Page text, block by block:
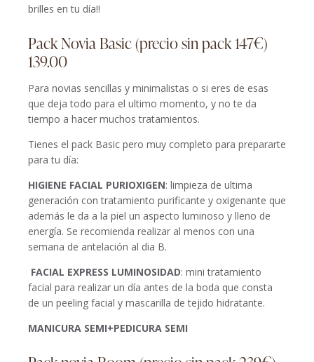
brilles en tu día!!
Pack Novia Basic (precio sin pack 147€)
139.00
Para novias sencillas y minimalistas o si eres de esas
que deja todo para el ultimo momento, y no te da
tiempo a hacer muchos tratamientos.
Tienes el pack Basic pero muy completo para prepararte
para tu día:
HIGIENE FACIAL PURIOXIGEN: limpieza de ultima
generación con tratamiento purificante y oxigenante que
además le da a la piel un aspecto luminoso y lleno de
energía. Se recomienda realizar al menos con una
semana de antelación al dia B.
FACIAL EXPRESS LUMINOSIDAD: mini tratamiento
facial para realizar un día antes de la boda que consta
de un peeling facial y mascarilla de tejido hidratante.
MANICURA SEMI+PEDICURA SEMI